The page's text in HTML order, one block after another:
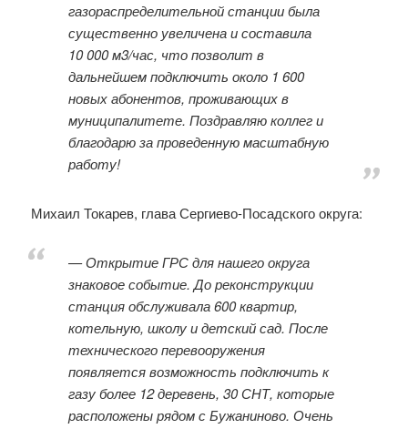
газораспределительной станции была
существенно увеличена и составила
10 000 м3/час, что позволит в
дальнейшем подключить около 1 600
новых абонентов, проживающих в
муниципалитете. Поздравляю коллег и
благодарю за проведенную масштабную
работу!
Михаил Токарев, глава Сергиево-Посадского округа:
— Открытие ГРС для нашего округа
знаковое событие. До реконструкции
станция обслуживала 600 квартир,
котельную, школу и детский сад. После
технического перевооружения
появляется возможность подключить к
газу более 12 деревень, 30 СНТ, которые
расположены рядом с Бужаниново. Очень